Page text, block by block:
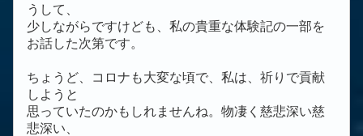
うして、
少しながらですけども、私の貴重な体験記の一部を
お話した次第です。
ちょうど、コロナも大変な頃で、私は、祈りで貢献
しようと
思っていたのかもしれませんね。物凄く慈悲深い慈
悲深い、